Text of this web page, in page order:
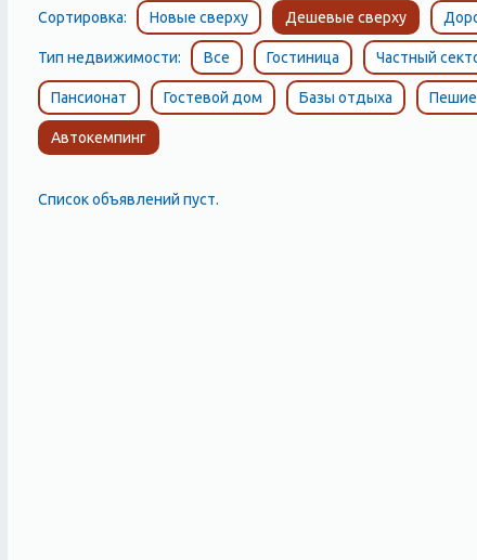
оборудованных всем необходимым для комфортного
необходимое для того, чтобы провести время с
Сортировка: Новые сверху Дешевые сверху
Тип недвижимости: Все Гостиница Частный
Пансионат Гостевой дом Базы отдыха
Автокемпинг
Список объявлений пуст.